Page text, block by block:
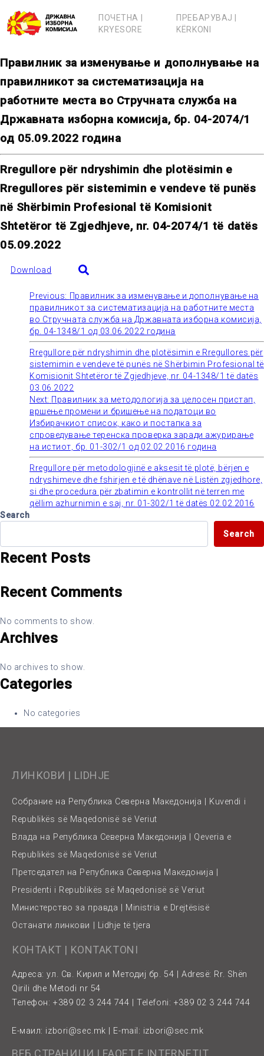
content
ПОЧЕТНА |
KRYESORE
ПРЕБАРУВАЈ |
KËRKONI
Правилник за изменување и дополнување на
правилникот за систематизација на
работните места во Стручната служба на
Државната изборна комисија, бр. 04-2074/1
од 05.09.2022 година
Rregullore për ndryshimin dhe plotësimin e
Rregullores për sistemimin e vendeve të punës
në Shërbimin Profesional të Komisionit
Shtetëror të Zgjedhjeve, nr. 04-2074/1 të datës
05.09.2022
Download
Post
navigation
Previous: Правилник за изменување и дополнување на
правилникот за систематизација на работните места
во Стручната служба на Државната изборна комисија,
бр. 04-1348/1 од 03.06.2022 година
Rregullore për ndryshimin dhe plotësimin e Rregullores për
sistemimin e vendeve të punës në Shërbimin Profesional të
Komisionit Shtetëror të Zgjedhjeve, nr. 04-1348/1 të datës
03.06.2022
Next: Правилник за методологија за целосен пристап,
вршење промени и бришење на податоци во
Избирачкиот список, како и постапка за
спроведување теренска проверка заради ажурирање
на истиот, бр. 01-302/1 од 02.02.2016 година
Rregullore për metodologjinë e aksesit të plotë, bërjen e
ndryshimeve dhe fshirjen e të dhënave në Listën zgjedhore,
si dhe procedura për zbatimin e kontrollit në terren me
qëllim azhurnimin e saj, nr. 01-302/1 të datës 02.02.2016
Search
Search
Recent Posts
Recent Comments
No comments to show.
Archives
No archives to show.
Categories
No categories
ЛИНКОВИ | LIDHJE
Собрание на Република Северна Македонија | Kuvendi i
Republikës së Maqedonisë së Veriut
Влада на Република Северна Македонија | Qeveria e
Republikës së Maqedonisë së Veriut
Претседател на Република Северна Македонија |
Presidenti i Republikës së Maqedonisë së Veriut
Министерство за правда | Ministria e Drejtësisë
Останати линкови | Lidhje të tjera
КОНТАКТ | KONTAKTONI
Адреса: ул. Св. Кирил и Методиј бр. 54 | Adresë: Rr. Shën
Qirili dhe Metodi nr 54
Телефон: +389 02 3 244 744 | Telefoni: +389 02 3 244 744
Е-маил: izbori@sec.mk | E-mail: izbori@sec.mk
ВЕБ СТРАНИЦИ | FAQET E INTERNETIT